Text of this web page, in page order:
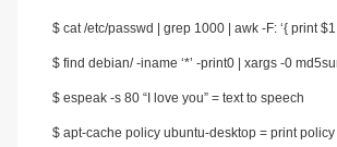
$ cat /etc/passwd | grep 1000 | awk -F: ‘{ print
$ find debian/ -iname ‘*’ -print0 | xargs -0
$ espeak -s 80 “I love you” = text to speech
$ apt-cache policy ubuntu-desktop = print